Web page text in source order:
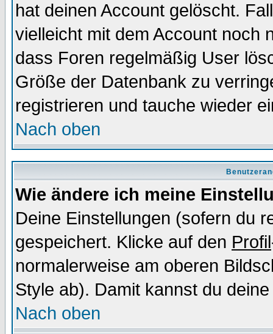
hat deinen Account gelöscht.
vielleicht mit dem Account noch
dass Foren regelmäßig User
Größe der Datenbank zu
registrieren und tauche wieder
Nach oben
Wie ändere ich meine
Deine Einstellungen (sofern du
gespeichert. Klicke auf den Profil
normalerweise am oberen
Style ab). Damit kannst du
Nach oben